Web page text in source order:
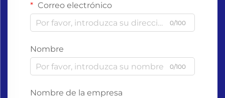
Correo electrónico
0/100
Nombre
0/100
Nombre de la empresa